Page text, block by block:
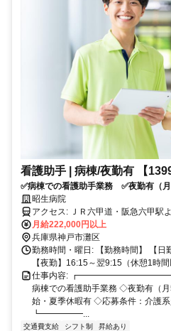
看護助手 | 病棟/夜勤有 【
✅病棟での看護助手業務 ✅夜勤有（
年始・夏季休暇有 ✅応募条件：介護
昭生病院
アクセス: ＪＲ六甲道・阪急六甲駅より 市バス１６系統六甲ケーブル
下から徒歩５分
月給222,000円以上
兵庫県神戸市灘区
勤務時間・曜日: 【勤務時間】 【
【夜勤】16:15～翌9:15（休憩1時間
仕事内容:
病棟での看護助手業務 ◇夜勤有（
始・夏季休暇有 ◇応募条件：介護
┗━━━━━...
交通費支給 シフト制 昇給あり